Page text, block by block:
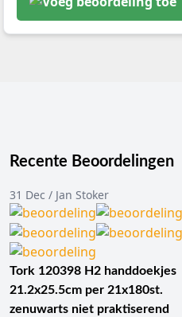
Recente Beoordelingen
31 Dec / Jan Stoker
Tork 120398 H2 handdoekjes
21.2x25.5cm per 21x180st.
zenuwarts niet praktiserend